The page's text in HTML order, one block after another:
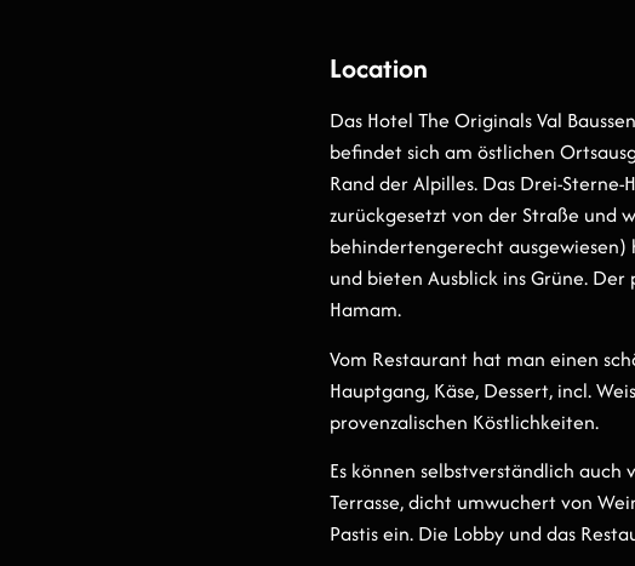
Location
Das Hotel The Originals Val
befindet sich am östlichen
Rand der Alpilles. Das Drei-
zurückgesetzt von der Straße und
behindertengerecht ausgewiesen)
und bieten Ausblick ins Grüne.
Hamam.
Vom Restaurant hat man einen
Hauptgang, Käse, Dessert, incl.
provenzalischen Köstlichkeiten.
Es können selbstverständlich
Terrasse, dicht umwuchert von
Pastis ein. Die Lobby und das